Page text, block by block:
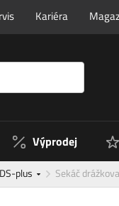
Kariéra
Výprodej
plus Sekáč